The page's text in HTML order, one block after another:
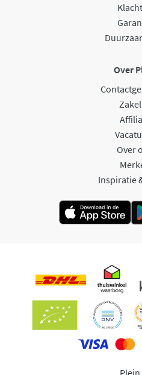
Over
Over
Inspiratie